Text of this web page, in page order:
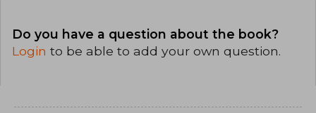
Do you have a question about the book?
Login to be able to add your own question.